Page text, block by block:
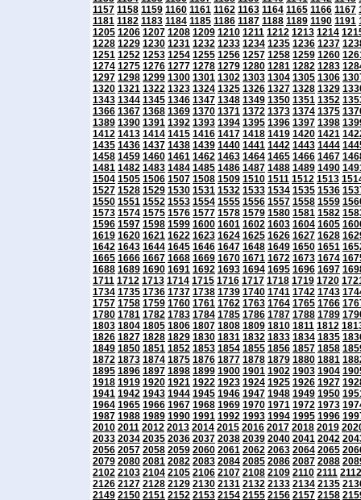
1157 1158 1159 1160 1161 1162 1163 1164 1165 1166 1167
1181 1182 1183 1184 1185 1186 1187 1188 1189 1190 1191
1205 1206 1207 1208 1209 1210 1211 1212 1213 1214
1228 1229 1230 1231 1232 1233 1234 1235 1236 1237
1251 1252 1253 1254 1255 1256 1257 1258 1259 1260
1274 1275 1276 1277 1278 1279 1280 1281 1282 1283
1297 1298 1299 1300 1301 1302 1303 1304 1305 1306
1320 1321 1322 1323 1324 1325 1326 1327 1328 1329
1343 1344 1345 1346 1347 1348 1349 1350 1351 1352
1366 1367 1368 1369 1370 1371 1372 1373 1374 1375
1389 1390 1391 1392 1393 1394 1395 1396 1397 1398
1412 1413 1414 1415 1416 1417 1418 1419 1420 1421
1435 1436 1437 1438 1439 1440 1441 1442 1443 1444
1458 1459 1460 1461 1462 1463 1464 1465 1466 1467
1481 1482 1483 1484 1485 1486 1487 1488 1489 1490
1504 1505 1506 1507 1508 1509 1510 1511 1512 1513
1527 1528 1529 1530 1531 1532 1533 1534 1535 1536
1550 1551 1552 1553 1554 1555 1556 1557 1558 1559
1573 1574 1575 1576 1577 1578 1579 1580 1581 1582
1596 1597 1598 1599 1600 1601 1602 1603 1604 1605
1619 1620 1621 1622 1623 1624 1625 1626 1627 1628
1642 1643 1644 1645 1646 1647 1648 1649 1650 1651
1665 1666 1667 1668 1669 1670 1671 1672 1673 1674
1688 1689 1690 1691 1692 1693 1694 1695 1696 1697
1711 1712 1713 1714 1715 1716 1717 1718 1719 1720
1734 1735 1736 1737 1738 1739 1740 1741 1742 1743
1757 1758 1759 1760 1761 1762 1763 1764 1765 1766
1780 1781 1782 1783 1784 1785 1786 1787 1788 1789
1803 1804 1805 1806 1807 1808 1809 1810 1811 1812
1826 1827 1828 1829 1830 1831 1832 1833 1834 1835
1849 1850 1851 1852 1853 1854 1855 1856 1857 1858
1872 1873 1874 1875 1876 1877 1878 1879 1880 1881
1895 1896 1897 1898 1899 1900 1901 1902 1903 1904
1918 1919 1920 1921 1922 1923 1924 1925 1926 1927
1941 1942 1943 1944 1945 1946 1947 1948 1949 1950
1964 1965 1966 1967 1968 1969 1970 1971 1972 1973
1987 1988 1989 1990 1991 1992 1993 1994 1995 1996
2010 2011 2012 2013 2014 2015 2016 2017 2018 2019
2033 2034 2035 2036 2037 2038 2039 2040 2041 2042
2056 2057 2058 2059 2060 2061 2062 2063 2064 2065
2079 2080 2081 2082 2083 2084 2085 2086 2087 2088
2102 2103 2104 2105 2106 2107 2108 2109 2110 2111 2112
2126 2127 2128 2129 2130 2131 2132 2133 2134 2135
2149 2150 2151 2152 2153 2154 2155 2156 2157 2158